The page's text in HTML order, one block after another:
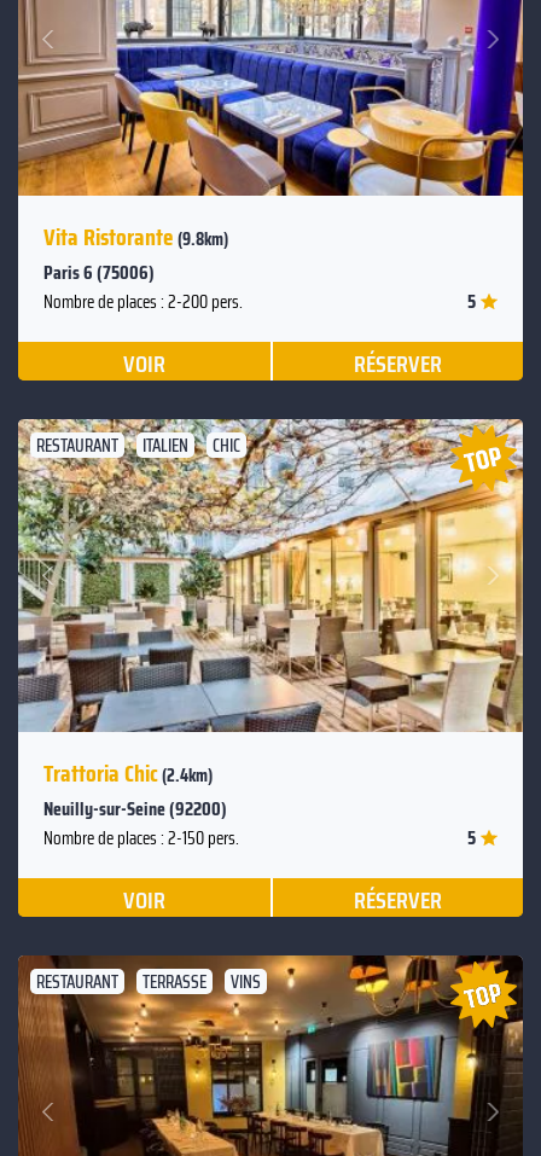
Précédent
Suivant
Vita Ristorante(9.8km)
Paris 6 (75006)
Nombre de places : 2-200 pers. 5
VOIR RÉSERVER
RESTAURANT ITALIEN CHIC
Précédent
Suivant
Trattoria Chic(2.4km)
Neuilly-sur-Seine (92200)
Nombre de places : 2-150 pers. 5
VOIR RÉSERVER
RESTAURANT TERRASSE VINS
Précédent
Suivant